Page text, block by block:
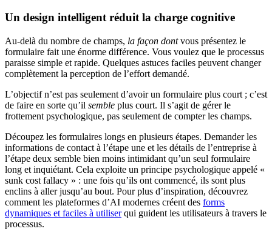
Un design intelligent réduit la charge cognitive
Au-delà du nombre de champs, la façon dontvous présentez le
formulaire fait une énorme différence. Vous voulez que le processus
paraisse simple et rapide. Quelques astuces faciles peuvent changer
complètement la perception de l’effort demandé.
L’objectif n’est pas seulement d’avoir un formulaire plus court ; c’est
de faire en sorte qu’il semble plus court. Il s’agit de gérer le
frottement psychologique, pas seulement de compter les champs.
Découpez les formulaires longs en plusieurs étapes. Demander les
informations de contact à l’étape une et les détails de l’entreprise à
l’étape deux semble bien moins intimidant qu’un seul formulaire
long et inquiétant. Cela exploite un principe psychologique appelé «
sunk cost fallacy » : une fois qu’ils ont commencé, ils sont plus
enclins à aller jusqu’au bout. Pour plus d’inspiration, découvrez
comment les plateformes d’AI modernes créent des forms
dynamiques et faciles à utiliserqui guident les utilisateurs à travers le
processus.